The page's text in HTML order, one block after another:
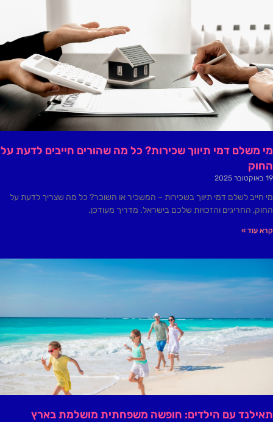
מי משלם דמי תיווך שכירות? כל מה שהורים חייבים לדעת על
החוק
19 באוקטובר 2025
מי חייב לשלם דמי תיווך בשכירות – המשכיר או השוכר? כל מה שצריך לדעת על
החוק, החריגים והזכויות שלכם בישראל. מדריך מעודכן.
קרא עוד »
תאילנד עם הילדים: חופשה משפחתית מושלמת בארץ